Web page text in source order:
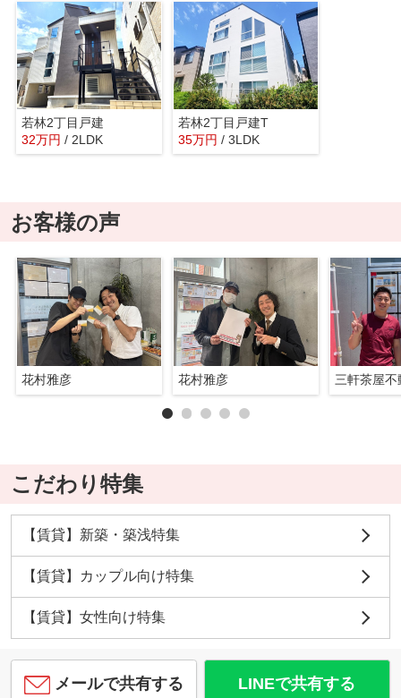
若林2丁目戸建
32万円 / 2LDK
若林2丁目戸建T
35万円 / 3LDK
お客様の声
花村雅彦 花村雅彦 三軒茶屋不
こだわり特集
【賃貸】新築・築浅特集
【賃貸】カップル向け特集
【賃貸】女性向け特集
メールで共有する LINEで共有する